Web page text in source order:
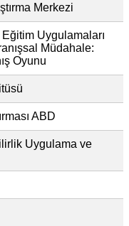
Merkezi
Uygulamaları
Müdahale:
Oyunu
ABD
Uygulama ve